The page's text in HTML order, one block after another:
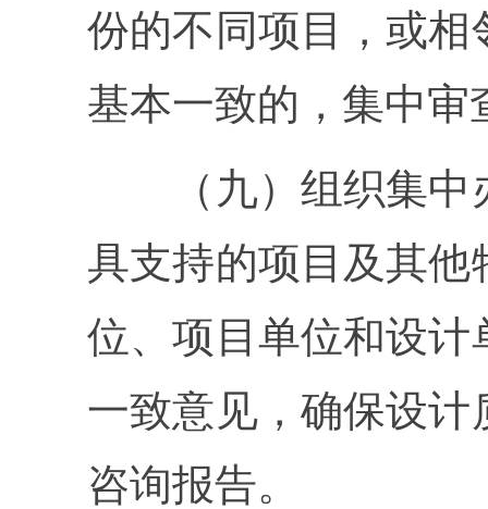
份的不同项目，或
基本一致的，集中审
（九）组织集中
具支持的项目及其
位、项目单位和设
一致意见，确保设
咨询报告。